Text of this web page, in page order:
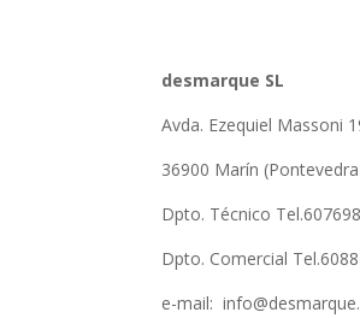
desmarque SL
Avda. Ezequiel Massoni
36900 Marín
Dpto. Técnico
Dpto. Comercial
e-mail: